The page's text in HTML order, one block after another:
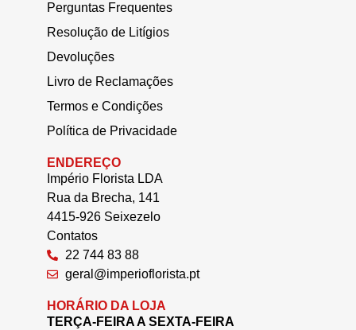
Perguntas Frequentes
Resolução de Litígios
Devoluções
Livro de Reclamações
Termos e Condições
Política de Privacidade
ENDEREÇO
Império Florista LDA
Rua da Brecha, 141
4415-926 Seixezelo
Contatos
22 744 83 88
geral@imperioflorista.pt
HORÁRIO DA LOJA
TERÇA-FEIRA A SEXTA-FEIRA